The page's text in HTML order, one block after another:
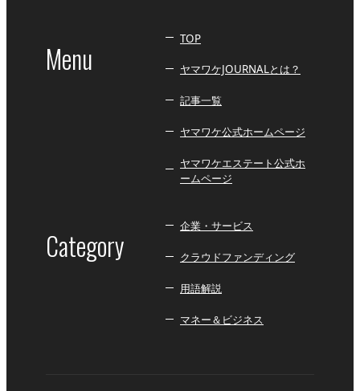
Menu
TOP
ヤマワケJOURNALとは？
記事一覧
ヤマワケ公式ホームページ
ヤマワケエステート公式ホ
ームページ
Category
企業・サービス
クラウドファンディング
用語解説
マネー＆ビジネス